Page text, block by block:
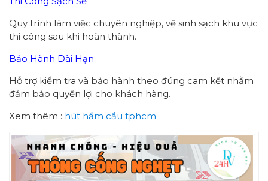
Quy trình làm việc chuyên nghiệp, vệ sinh sạch khu vực
thi công sau khi hoàn thành.
Bảo Hành Dài Hạn
Hỗ trợ kiểm tra và bảo hành theo đúng cam kết nhằm
đảm bảo quyền lợi cho khách hàng.
Xem thêm : hút hầm cầu tphcm